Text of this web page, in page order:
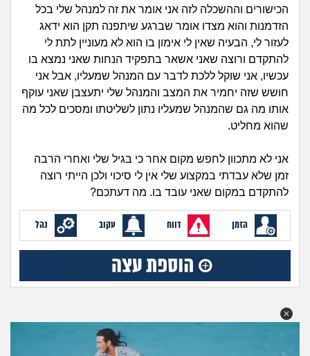
מתחם הטיפים
מדורים
זוגיות
הורות ומשפחה
מהבקו"ם... ועד מתי?!
לימודים וסטודנטים
חברים ואנשים
חיפוש שאלות
הכישורים וההשכלה לזה אני אומר את זה למנהל שלי בכל
הזדמנות והוא מצדו אומר שברגע שיתפנה תקן הוא ידאג
לעזור לי, הבעיה שאין לי אימון בו הוא לא מעוניין לתת לי
להתקדם ורוצה שאני אשאר בתפקיד הנחות שאני נמצא בו
עכשיו, אני שוקל ללכת לדבר עם המנהל שמעליו, אבל אני
חושש שזה יחמיר את המצב והמנהל שלי יתעצבן שאני עוקף
אותו מה גם שהמנהל שמעליו נתון לשליטתו ומסכים לכל מה
שהוא מחליט.
אני לא מתכוון לחפש מקום אחר כי בגיל שלי ואחרי הרבה
זמן שלא עבדתי במקצוע שלי אין לי סיכוי ולכן הייתי רוצה
להתקדם במקום שאני עובד בו. מה דעתכם?
הזמן דווח עקוב נהל